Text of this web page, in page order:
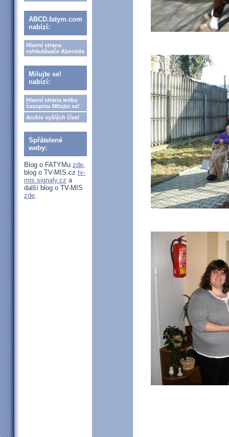
ABCD.fatym.com
nabízí:
Hlavní strana
vyhledávače Abeceda
Milujte se!
nabízí:
Hlavní strana webu
časopisu Milujte se!
Archiv vyšlých čísel
Spřátelené
weby:
Blog o FATYMu zde,
blog o TV-MIS.cz tv-
mis.signaly.cz a
další blog o TV-MIS
zde.